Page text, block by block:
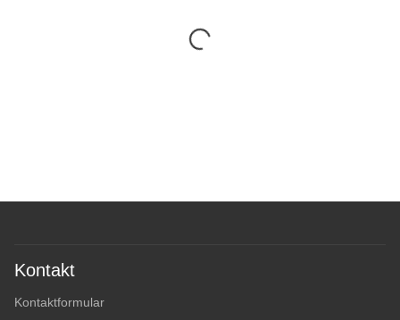
Kontakt
Kontaktformular